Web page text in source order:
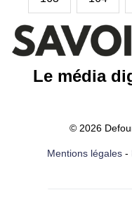
Le média
© 2026
Mentions légales-